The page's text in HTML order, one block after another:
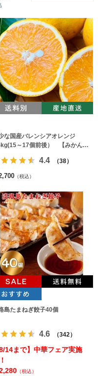
な国産バレンシアオレンジ
～17個前後） 【みかんの
4.4 （38）
（税込）
島たまねぎ餃子40個
4.6 （342）
8/14まで】中華フェア実施
（税込）